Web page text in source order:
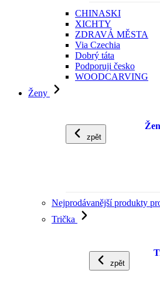
CHINASKI
XICHTY
ZDRAVÁ MĚSTA
Via Czechia
Dobrý táta
Podporuji česko
WOODCARVING
Ženy
zpět
Nejprodávanější produkty
Trička
zpět